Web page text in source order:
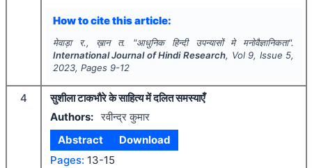
How to cite this article:
मेवाड़ा र., ख़ान त. "आधुनिक हिन्दी उपन्यासों मे मनोवैज्ञानिकता".
International Journal of Hindi Research, Vol 9, Issue 5,
2023, Pages 9-12
4
सुशीला टाकभौरे के साहित्य में दलित समस्याएँ
Authors: रवीन्द्र कुमार
Abstract
Download
Pages: 13-15